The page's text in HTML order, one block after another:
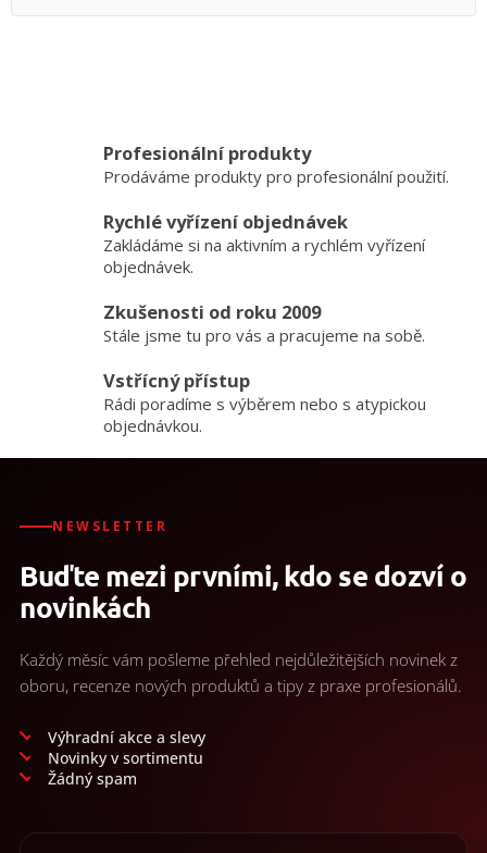
Profesionální produkty
Prodáváme produkty pro profesionální použití.
Rychlé vyřízení objednávek
Zakládáme si na aktivním a rychlém vyřízení
objednávek.
Zkušenosti od roku 2009
Stále jsme tu pro vás a pracujeme na sobě.
Vstřícný přístup
Rádi poradíme s výběrem nebo s atypickou
objednávkou.
NEWSLETTER
Buďte mezi prvními, kdo se dozví o
novinkách
Každý měsíc vám pošleme přehled nejdůležitějších novinek z
oboru, recenze nových produktů a tipy z praxe profesionálů.
Výhradní akce a slevy
Novinky v sortimentu
Žádný spam